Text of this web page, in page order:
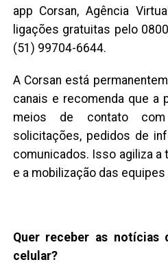
app Corsan, Agência
ligações gratuitas pelo
(51) 99704-6644.
A Corsan está
canais e recomenda que a
meios de contato
solicitações, pedidos de
comunicados. Isso agiliza a
e a mobilização das
Quer receber as notícias
celular?